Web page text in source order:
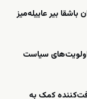
بیر عاییله‌میز
سیاست
کمک به